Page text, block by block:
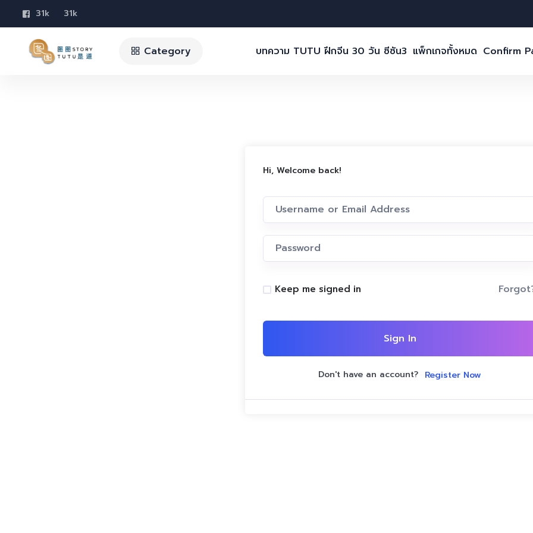
31k 31k
Category บทความ TUTU ฝึกจีน 30 วัน ซีซัน3 แพ็กเกจทั้งหมด Confirm
Hi, Welcome back!
Keep me signed in
Sign In
Don't have an account? Register Now